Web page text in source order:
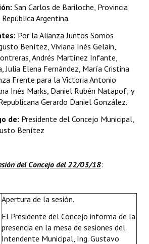
Públicas
San Carlos de Bariloche, Provincia
Argentina.
Por la Alianza Juntos Somos
Benítez, Viviana Inés Gelain,
Andrés Martínez Infante,
Julia Elena Fernández, María Cristina
Frente para la Victoria Antonio
Inés Marks, Daniel Rubén Natapof; y
Gerardo Daniel González.
de: Presidente del Concejo Municipal,
Benítez
del Concejo del 22/03/18:
Apertura de la sesión.
El Presidente del Concejo informa de la
presencia en la mesa de sesiones del
Intendente Municipal, Ing. Gustavo